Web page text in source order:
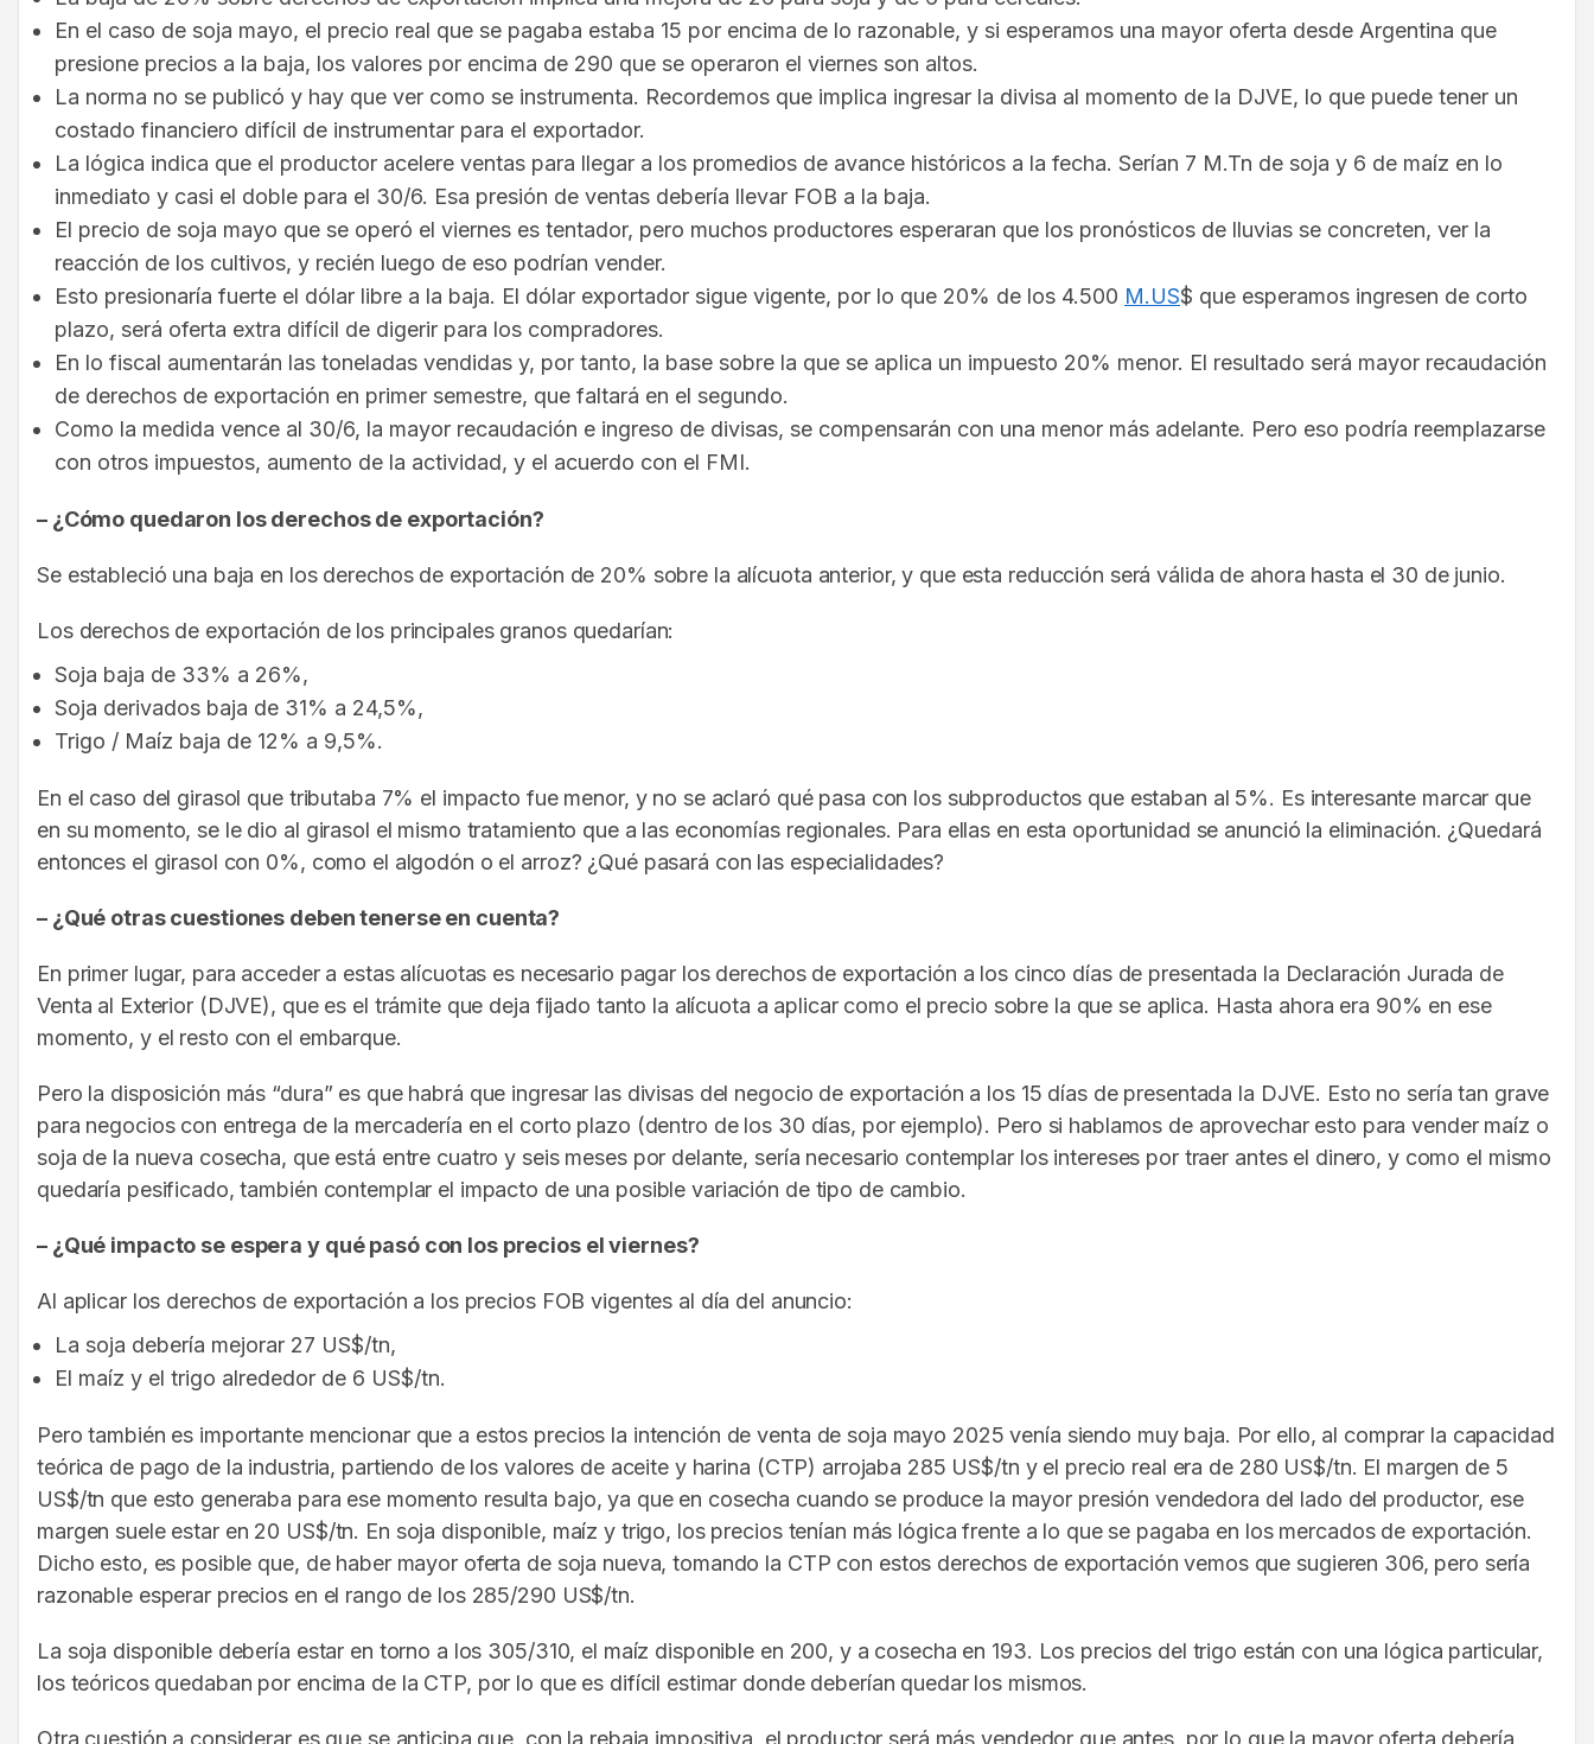
En el caso de soja mayo, el precio real que se pagaba estaba 15 por encima de lo razonable, y si esperamos una mayor oferta desde Argentina que
presione precios a la baja, los valores por encima de 290 que se operaron el viernes son altos.
La norma no se publicó y hay que ver como se instrumenta. Recordemos que implica ingresar la divisa al momento de la DJVE, lo que puede tener un
costado financiero difícil de instrumentar para el exportador.
La lógica indica que el productor acelere ventas para llegar a los promedios de avance históricos a la fecha. Serían 7 M.Tn de soja y 6 de maíz en lo
inmediato y casi el doble para el 30/6. Esa presión de ventas debería llevar FOB a la baja.
El precio de soja mayo que se operó el viernes es tentador, pero muchos productores esperaran que los pronósticos de lluvias se concreten, ver la
reacción de los cultivos, y recién luego de eso podrían vender.
Esto presionaría fuerte el dólar libre a la baja. El dólar exportador sigue vigente, por lo que 20% de los 4.500 M.US$ que esperamos ingresen de corto
plazo, será oferta extra difícil de digerir para los compradores.
En lo fiscal aumentarán las toneladas vendidas y, por tanto, la base sobre la que se aplica un impuesto 20% menor. El resultado será mayor recaudación
de derechos de exportación en primer semestre, que faltará en el segundo.
Como la medida vence al 30/6, la mayor recaudación e ingreso de divisas, se compensarán con una menor más adelante. Pero eso podría reemplazarse
con otros impuestos, aumento de la actividad, y el acuerdo con el FMI.
– ¿Cómo quedaron los derechos de exportación?
Se estableció una baja en los derechos de exportación de 20% sobre la alícuota anterior, y que esta reducción será válida de ahora hasta el 30 de junio.
Los derechos de exportación de los principales granos quedarían:
Soja baja de 33% a 26%,
Soja derivados baja de 31% a 24,5%,
Trigo / Maíz baja de 12% a 9,5%.
En el caso del girasol que tributaba 7% el impacto fue menor, y no se aclaró qué pasa con los subproductos que estaban al 5%. Es interesante marcar que
en su momento, se le dio al girasol el mismo tratamiento que a las economías regionales. Para ellas en esta oportunidad se anunció la eliminación. ¿Quedará
entonces el girasol con 0%, como el algodón o el arroz? ¿Qué pasará con las especialidades?
– ¿Qué otras cuestiones deben tenerse en cuenta?
En primer lugar, para acceder a estas alícuotas es necesario pagar los derechos de exportación a los cinco días de presentada la Declaración Jurada de
Venta al Exterior (DJVE), que es el trámite que deja fijado tanto la alícuota a aplicar como el precio sobre la que se aplica. Hasta ahora era 90% en ese
momento, y el resto con el embarque.
Pero la disposición más “dura” es que habrá que ingresar las divisas del negocio de exportación a los 15 días de presentada la DJVE. Esto no sería tan grave
para negocios con entrega de la mercadería en el corto plazo (dentro de los 30 días, por ejemplo). Pero si hablamos de aprovechar esto para vender maíz o
soja de la nueva cosecha, que está entre cuatro y seis meses por delante, sería necesario contemplar los intereses por traer antes el dinero, y como el mismo
quedaría pesificado, también contemplar el impacto de una posible variación de tipo de cambio.
– ¿Qué impacto se espera y qué pasó con los precios el viernes?
Al aplicar los derechos de exportación a los precios FOB vigentes al día del anuncio:
La soja debería mejorar 27 US$/tn,
El maíz y el trigo alrededor de 6 US$/tn.
Pero también es importante mencionar que a estos precios la intención de venta de soja mayo 2025 venía siendo muy baja. Por ello, al comprar la capacidad
teórica de pago de la industria, partiendo de los valores de aceite y harina (CTP) arrojaba 285 US$/tn y el precio real era de 280 US$/tn. El margen de 5
US$/tn que esto generaba para ese momento resulta bajo, ya que en cosecha cuando se produce la mayor presión vendedora del lado del productor, ese
margen suele estar en 20 US$/tn. En soja disponible, maíz y trigo, los precios tenían más lógica frente a lo que se pagaba en los mercados de exportación.
Dicho esto, es posible que, de haber mayor oferta de soja nueva, tomando la CTP con estos derechos de exportación vemos que sugieren 306, pero sería
razonable esperar precios en el rango de los 285/290 US$/tn.
La soja disponible debería estar en torno a los 305/310, el maíz disponible en 200, y a cosecha en 193. Los precios del trigo están con una lógica particular,
los teóricos quedaban por encima de la CTP, por lo que es difícil estimar donde deberían quedar los mismos.
Otra cuestión a considerar es que se anticipa que, con la rebaja impositiva, el productor será más vendedor que antes, por lo que la mayor oferta debería